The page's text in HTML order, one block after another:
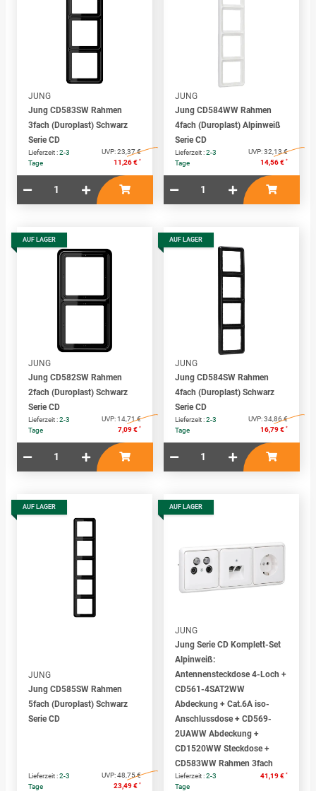
JUNG
Jung CD583SW Rahmen
3fach (Duroplast) Schwarz
Serie CD
Lieferzeit :2-3
Tage
UVP:23,37 €
11,26 € *
JUNG
Jung CD584WW Rahmen
4fach (Duroplast) Alpinweiß
Serie CD
Lieferzeit :2-3
Tage
UVP:32,13 €
14,56 € *
AUF LAGER
JUNG
Jung CD582SW Rahmen
2fach (Duroplast) Schwarz
Serie CD
Lieferzeit :2-3
Tage
UVP:14,71 €
7,09 € *
AUF LAGER
JUNG
Jung CD584SW Rahmen
4fach (Duroplast) Schwarz
Serie CD
Lieferzeit :2-3
Tage
UVP:34,86 €
16,79 € *
AUF LAGER
JUNG
Jung CD585SW Rahmen
5fach (Duroplast) Schwarz
Serie CD
Lieferzeit :2-3
Tage
UVP:48,75 €
23,49 € *
AUF LAGER
JUNG
Jung Serie CD Komplett-Set
Alpinweiß:
Antennensteckdose 4-Loch +
CD561-4SAT2WW
Abdeckung + Cat.6A iso-
Anschlussdose + CD569-
2UAWW Abdeckung +
CD1520WW Steckdose +
CD583WW Rahmen 3fach
Lieferzeit :2-3
Tage
41,19 € *